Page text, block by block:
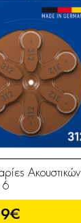
Ακουστικών
6